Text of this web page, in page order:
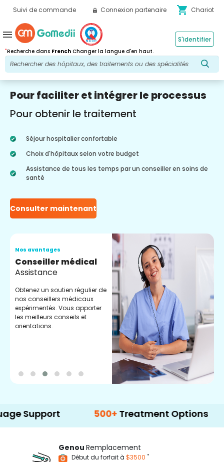
Suivi de commande Connexion partenaire shopping_cart Chariot
*Recherche dans French Changer la langue d'en haut.
S'identifier
menu
Pour faciliter et intégrer le processus
Pour obtenir le traitement
Séjour hospitalier confortable
Choix d'hôpitaux selon votre budget
Assistance de tous les temps par un conseiller en soins de
santé
Consulter maintenant
Nos avantages
Conseiller médical
Assistance
Obtenez un soutien régulier de
nos conseillers médicaux
expérimentés. Vous apporter
les meilleurs conseils et
orientations.
500+ Treatment Options
Genou Remplacement
Début du forfait à $3500 *